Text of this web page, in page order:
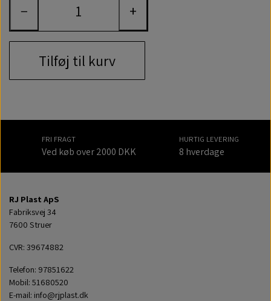
− +
Tilføj til kurv
FRI FRAGT
Ved køb over 2000 DKK
HURTIG LEVERING
8 hverdage
RJ Plast ApS
Fabriksvej 34
7600 Struer
CVR: 39674882
Telefon: 97851622
Mobil: 51680520
E-mail: info@rjplast.dk